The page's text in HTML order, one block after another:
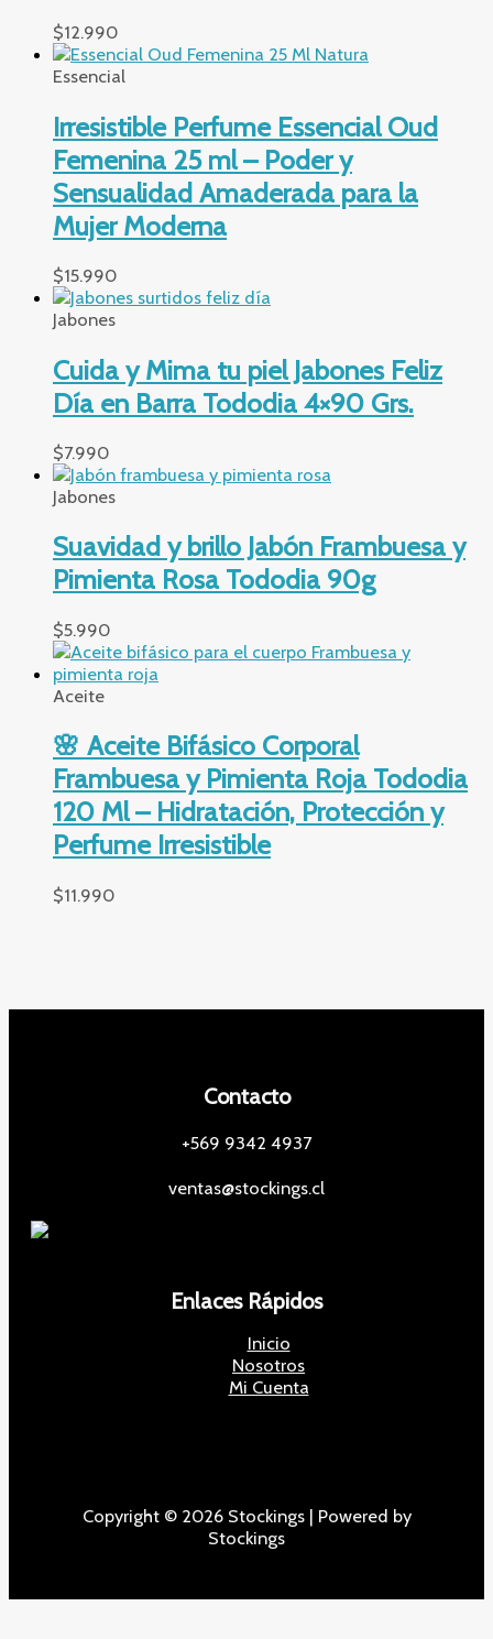
$12.990
Essencial
Irresistible Perfume Essencial Oud
Femenina 25 ml – Poder y
Sensualidad Amaderada para la
Mujer Moderna
$15.990
Jabones
Cuida y Mima tu piel Jabones Feliz
Día en Barra Tododia 4×90 Grs.
$7.990
Jabones
Suavidad y brillo Jabón Frambuesa y
Pimienta Rosa Tododia 90g
$5.990
Aceite
🌸 Aceite Bifásico Corporal
Frambuesa y Pimienta Roja Tododia
120 Ml – Hidratación, Protección y
Perfume Irresistible
$11.990
Contacto
+569 9342 4937
ventas@stockings.cl
Enlaces Rápidos
Inicio
Nosotros
Mi Cuenta
Copyright © 2026 Stockings | Powered by
Stockings